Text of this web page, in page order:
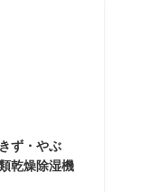
ず・やぶ
乾燥除湿機